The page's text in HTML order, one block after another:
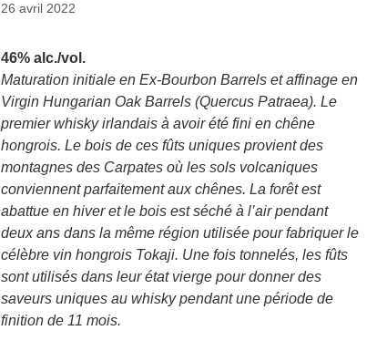
26 avril 2022
46% alc./vol.
Maturation initiale en Ex-Bourbon Barrels et affinage en
Virgin Hungarian Oak Barrels (Quercus Patraea). Le
premier whisky irlandais à avoir été fini en chêne
hongrois. Le bois de ces fûts uniques provient des
montagnes des Carpates où les sols volcaniques
conviennent parfaitement aux chênes. La forêt est
abattue en hiver et le bois est séché à l’air pendant
deux ans dans la même région utilisée pour fabriquer le
célèbre vin hongrois Tokaji. Une fois tonnelés, les fûts
sont utilisés dans leur état vierge pour donner des
saveurs uniques au whisky pendant une période de
finition de 11 mois.